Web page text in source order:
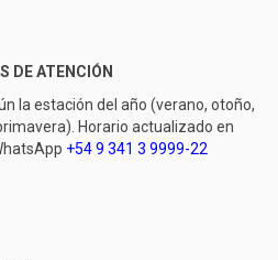
DE ATENCIÓN
la estación del año (verano, otoño,
Horario actualizado en
+54 9 341 3 9999-22